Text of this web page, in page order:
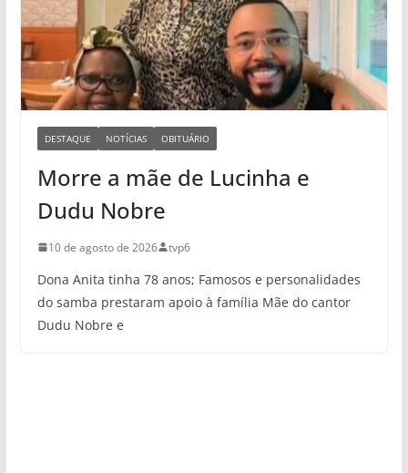
DESTAQUE NOTÍCIAS OBITUÁRIO
Morre a mãe de Lucinha e
Dudu Nobre
10 de agosto de 2026 tvp6
Dona Anita tinha 78 anos; Famosos e personalidades
do samba prestaram apoio à família Mãe do cantor
Dudu Nobre e